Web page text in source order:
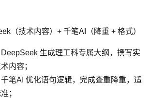
（技术内容）+ 千笔AI（降重 + 格式）
生成理工科专属大纲，撰写实
内容；
笔AI 优化语句逻辑，完成查重降重，适
；